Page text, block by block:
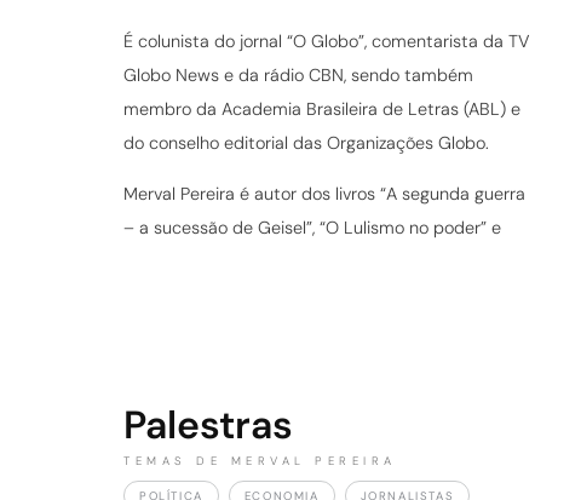
É colunista do jornal “O Globo”, comentarista da TV
Globo News e da rádio CBN, sendo também
membro da Academia Brasileira de Letras (ABL) e
do conselho editorial das Organizações Globo.
Merval Pereira é autor dos livros “A segunda guerra
– a sucessão de Geisel”, “O Lulismo no poder” e
Palestras
TEMAS DE MERVAL PEREIRA
POLÍTICA ECONOMIA JORNALISTAS